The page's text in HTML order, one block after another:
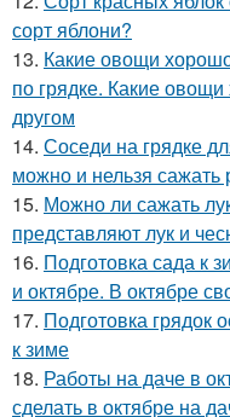
сорт яблони?
13. Какие овощи
по грядке. Какие
другом
14. Соседи на грядке
можно и нельзя сажать
15. Можно ли сажать
представляют лук и
16. Подготовка сада к
и октябре. В октябре
17. Подготовка грядок
к зиме
18. Работы на даче в
сделать в октябре на